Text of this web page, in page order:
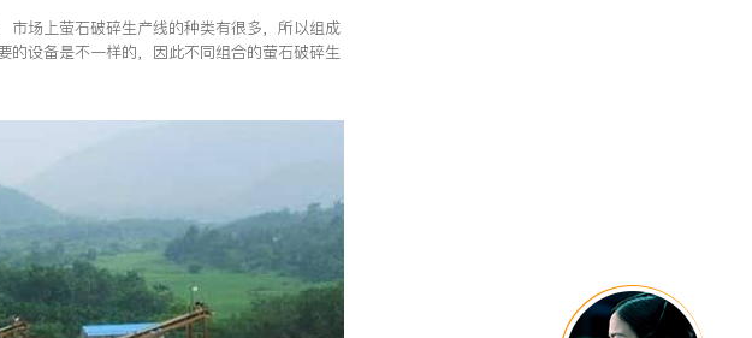
市场上萤石破碎生产线的种类有很多，所以组成
的设备是不一样的，因此不同组合的萤石破碎生